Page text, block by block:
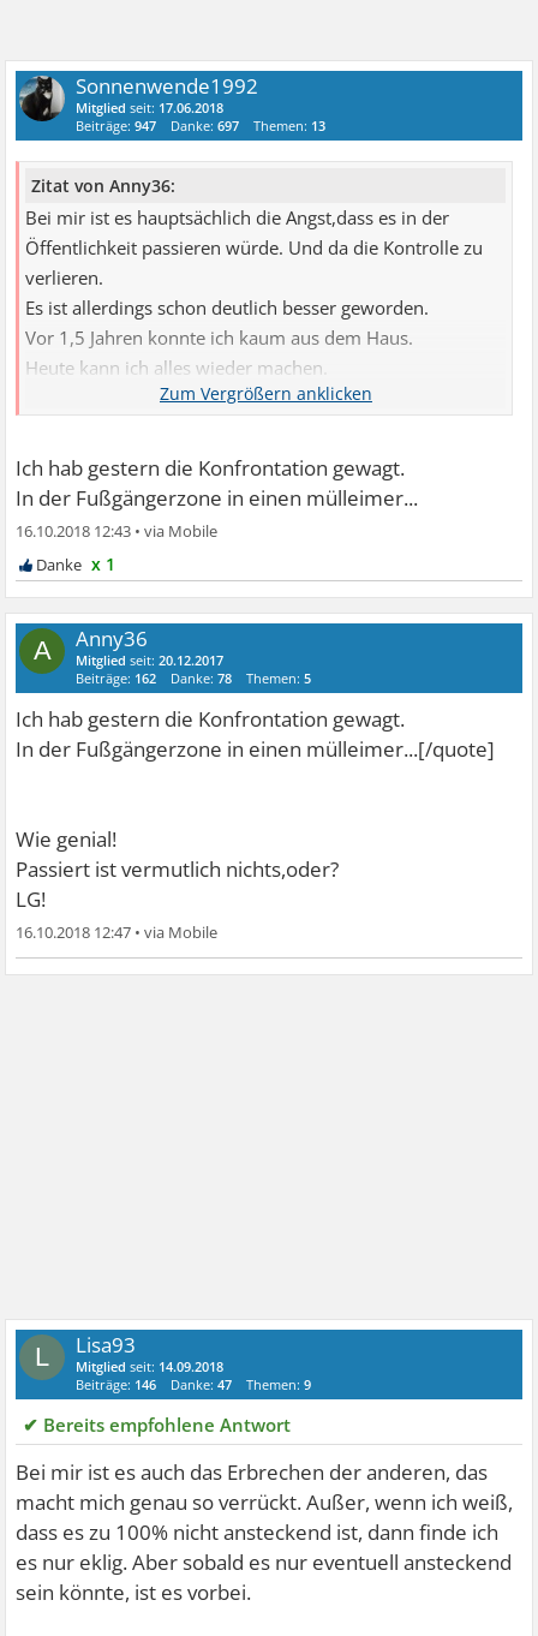
Sonnenwende1992
Mitglied seit: 17.06.2018
Beiträge:947 Danke:697 Themen: 13
Zitat von Anny36:
Bei mir ist es hauptsächlich die Angst,dass es in der
Öffentlichkeit passieren würde. Und da die Kontrolle zu
verlieren.
Es ist allerdings schon deutlich besser geworden.
Vor 1,5 Jahren konnte ich kaum aus dem Haus.
Heute kann ich alles wieder machen.
Allerdings reagiere ich auch immer noch
hat...Das ist mein Trigger...
Irgendwie habe ich das Gefühl,dass auch hier nur die
die Angst vor Dingen schlimmer ist,als die Situation an
sich...
Seit 2 Jahren habe ich mich allerdings nicht mehr
angesteckt.
Vielleicht würde uns das tatsächlich doch helfen,die Angst
Ich hab gestern die Konfrontation gewagt.
In der Fußgängerzone in einen mülleimer...
16.10.2018 12:43 •
x 1
A Anny36
Mitglied seit:20.12.2017
Beiträge: 162 Danke:78 Themen:5
Ich hab gestern die Konfrontation gewagt.
In der Fußgängerzone in einen mülleimer...[/quote]
Wie genial!
Passiert ist vermutlich nichts,oder?
LG!
16.10.2018 12:47 •
L Lisa93
Mitglied seit: 14.09.2018
Beiträge: 146 Danke:47 Themen:9
✔ Bereits empfohlene Antwort
Bei mir ist es auch das Erbrechen der anderen, das
macht mich genau so verrückt. Außer, wenn ich weiß,
dass es zu 100% nicht ansteckend ist, dann finde ich
es nur eklig. Aber sobald es nur eventuell ansteckend
sein könnte, ist es vorbei.